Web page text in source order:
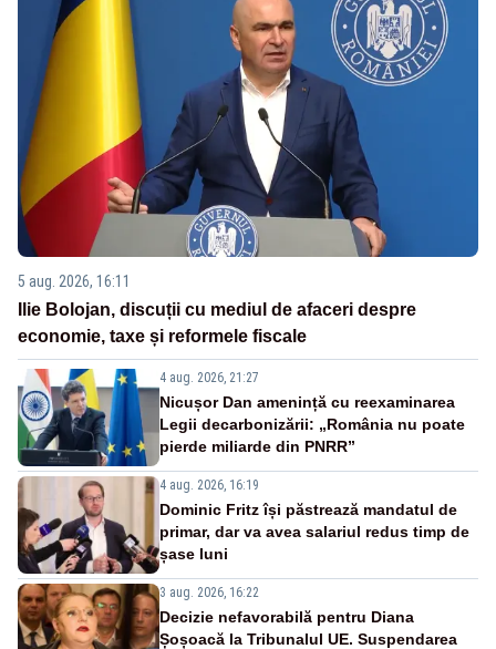
5 aug. 2026, 16:11
Ilie Bolojan, discuții cu mediul de afaceri despre
economie, taxe și reformele fiscale
4 aug. 2026, 21:27
Nicușor Dan amenință cu reexaminarea
Legii decarbonizării: „România nu poate
pierde miliarde din PNRR”
4 aug. 2026, 16:19
Dominic Fritz își păstrează mandatul de
primar, dar va avea salariul redus timp de
șase luni
3 aug. 2026, 16:22
Decizie nefavorabilă pentru Diana
Șoșoacă la Tribunalul UE. Suspendarea